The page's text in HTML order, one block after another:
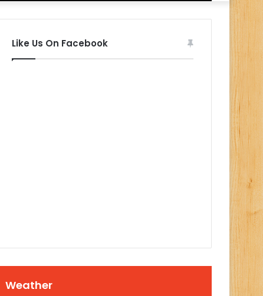
Like Us On Facebook
Weather